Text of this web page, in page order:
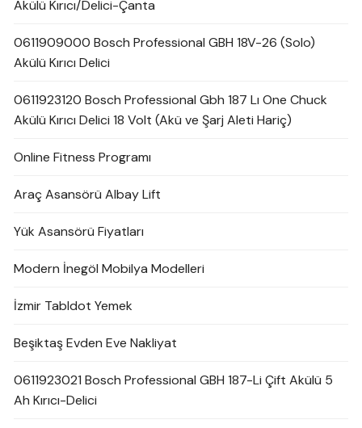
Akülü Kırıcı/Delici-Çanta
0611909000 Bosch Professional GBH 18V-26 (Solo)
Akülü Kırıcı Delici
0611923120 Bosch Professional Gbh 187 Lı One Chuck
Akülü Kırıcı Delici 18 Volt (Akü ve Şarj Aleti Hariç)
Online Fitness Programı
Araç Asansörü Albay Lift
Yük Asansörü Fiyatları
Modern İnegöl Mobilya Modelleri
İzmir Tabldot Yemek
Beşiktaş Evden Eve Nakliyat
0611923021 Bosch Professional GBH 187-Li Çift Akülü 5
Ah Kırıcı-Delici